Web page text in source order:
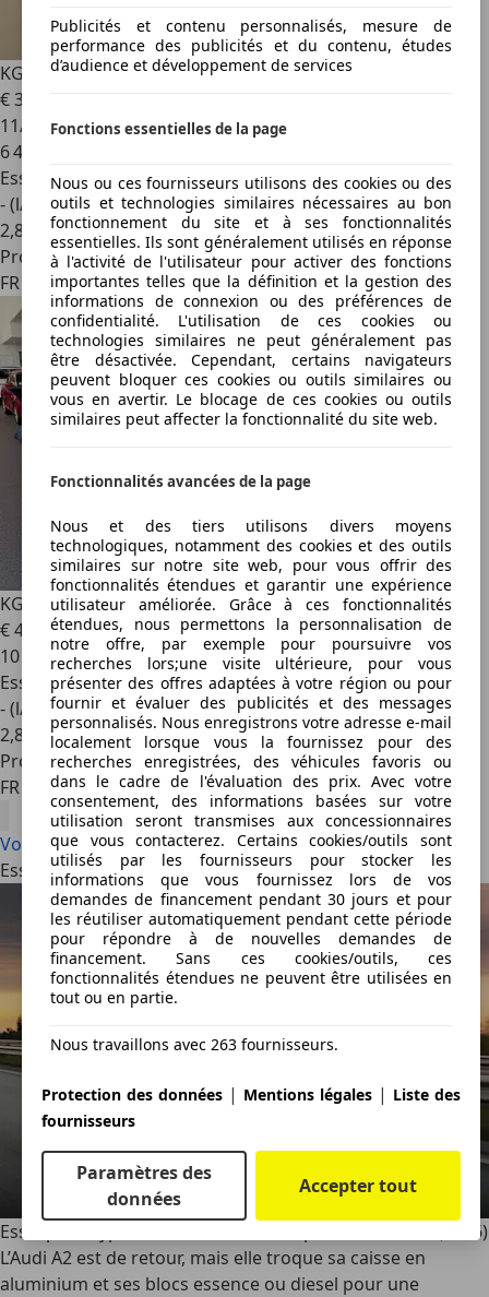
KGM Torres1.5 T-GDI PLATINUM AUTOMATIQUE
€ 32 990
11/2025
6 450 km
Essence
- (l/100 km)
2,8
Professionnel
FR 57000
KGM ActyonHybride Titanium plus ***Demowagen***
€ 40 990
10 km
Essence
- (l/100 km)
2,8
Professionnel
FR 59000
Voir tout
Essais: Articles les plus récents
Essai prototype : Audi A2e-tron, tout pour l’efficience (2026)
L’Audi A2 est de retour, mais elle troque sa caisse en
aluminium et ses blocs essence ou diesel pour une
Publicités et contenu personnalisés, mesure de
performance des publicités et du contenu, études
d’audience et développement de services
Fonctions essentielles de la page
Nous ou ces fournisseurs utilisons des cookies ou des
outils et technologies similaires nécessaires au bon
fonctionnement du site et à ses fonctionnalités
essentielles. Ils sont généralement utilisés en réponse
à l'activité de l'utilisateur pour activer des fonctions
importantes telles que la définition et la gestion des
informations de connexion ou des préférences de
confidentialité. L'utilisation de ces cookies ou
technologies similaires ne peut généralement pas
être désactivée. Cependant, certains navigateurs
peuvent bloquer ces cookies ou outils similaires ou
vous en avertir. Le blocage de ces cookies ou outils
similaires peut affecter la fonctionnalité du site web.
Fonctionnalités avancées de la page
Nous et des tiers utilisons divers moyens
technologiques, notamment des cookies et des outils
similaires sur notre site web, pour vous offrir des
fonctionnalités étendues et garantir une expérience
utilisateur améliorée. Grâce à ces fonctionnalités
étendues, nous permettons la personnalisation de
notre offre, par exemple pour poursuivre vos
recherches lors;une visite ultérieure, pour vous
présenter des offres adaptées à votre région ou pour
fournir et évaluer des publicités et des messages
personnalisés. Nous enregistrons votre adresse e-mail
localement lorsque vous la fournissez pour des
recherches enregistrées, des véhicules favoris ou
dans le cadre de l'évaluation des prix. Avec votre
consentement, des informations basées sur votre
utilisation seront transmises aux concessionnaires
que vous contacterez. Certains cookies/outils sont
utilisés par les fournisseurs pour stocker les
informations que vous fournissez lors de vos
demandes de financement pendant 30 jours et pour
les réutiliser automatiquement pendant cette période
pour répondre à de nouvelles demandes de
financement. Sans ces cookies/outils, ces
fonctionnalités étendues ne peuvent être utilisées en
tout ou en partie.
Nous travaillons avec 263 fournisseurs.
Protection des données | Mentions légales | Liste des
fournisseurs
Paramètres des
données
Accepter tout